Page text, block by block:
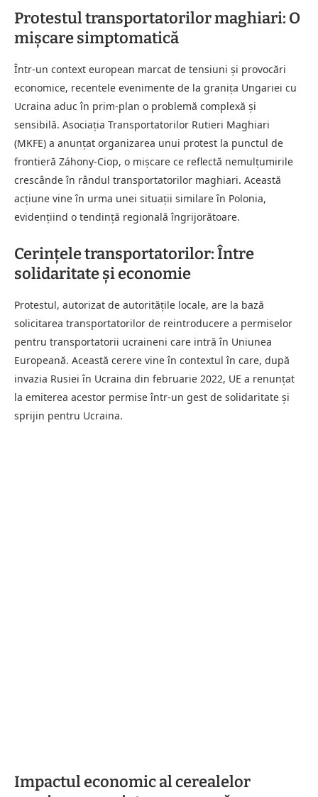
Protestul transportatorilor maghiari: O
mișcare simptomatică
Într-un context european marcat de tensiuni și provocări
economice, recentele evenimente de la granița Ungariei cu
Ucraina aduc în prim-plan o problemă complexă și
sensibilă. Asociaţia Transportatorilor Rutieri Maghiari
(MKFE) a anunțat organizarea unui protest la punctul de
frontieră Záhony-Ciop, o mișcare ce reflectă nemulțumirile
crescânde în rândul transportatorilor maghiari. Această
acțiune vine în urma unei situații similare în Polonia,
evidențiind o tendință regională îngrijorătoare.
Cerințele transportatorilor: Între
solidaritate și economie
Protestul, autorizat de autoritățile locale, are la bază
solicitarea transportatorilor de reintroducere a permiselor
pentru transportatorii ucraineni care intră în Uniunea
Europeană. Această cerere vine în contextul în care, după
invazia Rusiei în Ucraina din februarie 2022, UE a renunțat
la emiterea acestor permise într-un gest de solidaritate și
sprijin pentru Ucraina.
Impactul economic al cerealelor